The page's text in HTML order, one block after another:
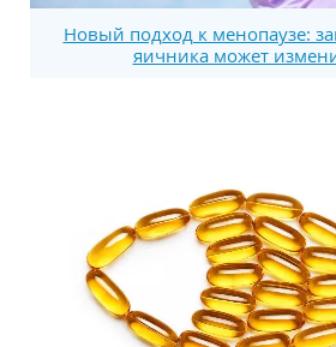
Новый подход к менопаузе:
яичника может